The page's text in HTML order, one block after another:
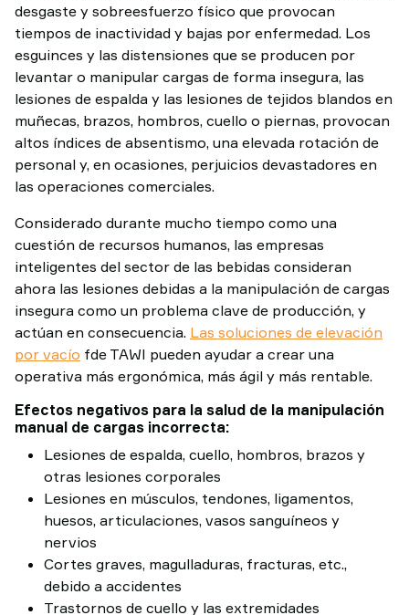
desgaste y sobreesfuerzo físico que provocan
tiempos de inactividad y bajas por enfermedad. Los
esguinces y las distensiones que se producen por
levantar o manipular cargas de forma insegura, las
lesiones de espalda y las lesiones de tejidos blandos en
muñecas, brazos, hombros, cuello o piernas, provocan
altos índices de absentismo, una elevada rotación de
personal y, en ocasiones, perjuicios devastadores en
las operaciones comerciales.
Considerado durante mucho tiempo como una
cuestión de recursos humanos, las empresas
inteligentes del sector de las bebidas consideran
ahora las lesiones debidas a la manipulación de cargas
insegura como un problema clave de producción, y
actúan en consecuencia. Las soluciones de elevación
por vacío fde TAWI pueden ayudar a crear una
operativa más ergonómica, más ágil y más rentable.
Efectos negativos para la salud de la manipulación
manual de cargas incorrecta:
Lesiones de espalda, cuello, hombros, brazos y
otras lesiones corporales
Lesiones en músculos, tendones, ligamentos,
huesos, articulaciones, vasos sanguíneos y
nervios
Cortes graves, magulladuras, fracturas, etc.,
debido a accidentes
Trastornos de cuello y las extremidades